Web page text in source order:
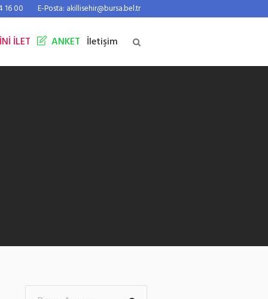
16 00 E-Posta: akillisehir@bursa.bel.tr
İLET ANKET İletişim